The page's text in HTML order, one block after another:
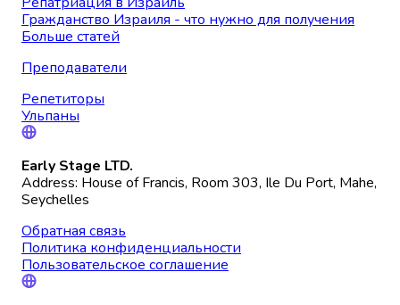
Гражданство Израиля - что нужно для получения
Больше статей
Преподаватели
Репетиторы
Ульпаны
Early Stage LTD.
Address: House of Francis, Room 303, Ile Du Port, Mahe,
Seychelles
Обратная связь
Политика конфиденциальности
Пользовательское соглашение